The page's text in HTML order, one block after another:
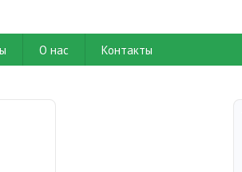
О нас Контакты